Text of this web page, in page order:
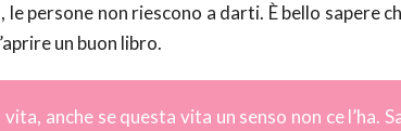
persone non riescono a darti. È bello sapere
un buon libro.
anche se questa vita un senso non ce l’ha.